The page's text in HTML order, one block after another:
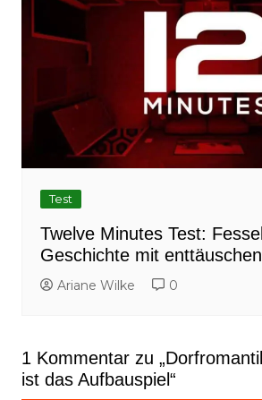
Test
Twelve Minutes Test:
Geschichte mit
Ariane Wilke 0
1 Kommentar zu „
ist das Aufbauspiel“